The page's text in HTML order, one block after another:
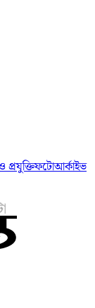
প্রযুক্তিফটোআর্কাইভ